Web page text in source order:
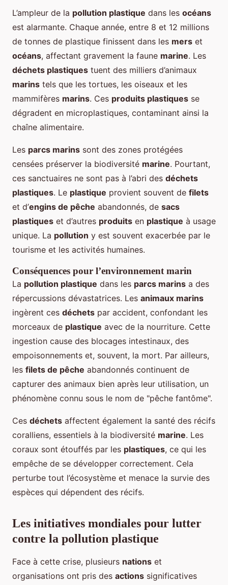
L’ampleur de la pollution plastique dans les océans
est alarmante. Chaque année, entre 8 et 12 millions
de tonnes de plastique finissent dans les mers et
océans, affectant gravement la faune marine. Les
déchets plastiques tuent des milliers d’animaux
marins tels que les tortues, les oiseaux et les
mammifères marins. Ces produits plastiques se
dégradent en microplastiques, contaminant ainsi la
chaîne alimentaire.
Les parcs marins sont des zones protégées
censées préserver la biodiversité marine. Pourtant,
ces sanctuaires ne sont pas à l’abri des déchets
plastiques. Le plastique provient souvent de filets
et d’engins de pêche abandonnés, de sacs
plastiques et d’autres produits en plastique à usage
unique. La pollution y est souvent exacerbée par le
tourisme et les activités humaines.
Conséquences pour l’environnement marin
La pollution plastique dans les parcs marins a des
répercussions dévastatrices. Les animaux marins
ingèrent ces déchets par accident, confondant les
morceaux de plastique avec de la nourriture. Cette
ingestion cause des blocages intestinaux, des
empoisonnements et, souvent, la mort. Par ailleurs,
les filets de pêche abandonnés continuent de
capturer des animaux bien après leur utilisation, un
phénomène connu sous le nom de "pêche fantôme".
Ces déchets affectent également la santé des récifs
coralliens, essentiels à la biodiversité marine. Les
coraux sont étouffés par les plastiques, ce qui les
empêche de se développer correctement. Cela
perturbe tout l’écosystème et menace la survie des
espèces qui dépendent des récifs.
Les initiatives mondiales pour lutter
contre la pollution plastique
Face à cette crise, plusieurs nations et
organisations ont pris des actions significatives